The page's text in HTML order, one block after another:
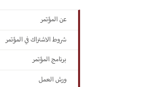
عن المؤتمر
شروط الاشتراك في المؤتمر
برنامج المؤتمر
ورش العمل